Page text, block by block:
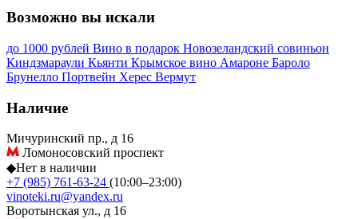
Возможно вы искали
до 1000 рублей Вино в подарок Новозеландский совиньон
Киндзмараули Кьянти Крымское вино Амароне Бароло
Брунелло Портвейн Херес Вермут
Наличие
Мичуринский пр., д 16
Ломоносовский проспект
◆Нет в наличии
+7 (985) 761-63-24 (10:00–23:00)
vinoteki.ru@yandex.ru
Воротынская ул., д 16